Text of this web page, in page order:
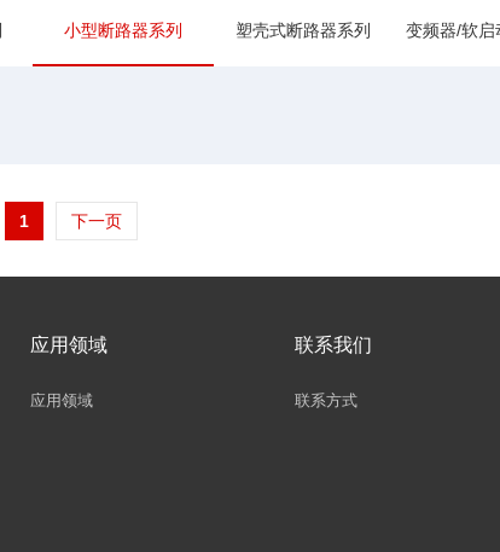
小型断路器系列 塑壳式断路器系列 变频器/软启
1 下一页
应用领域
应用领域
联系我们
联系方式